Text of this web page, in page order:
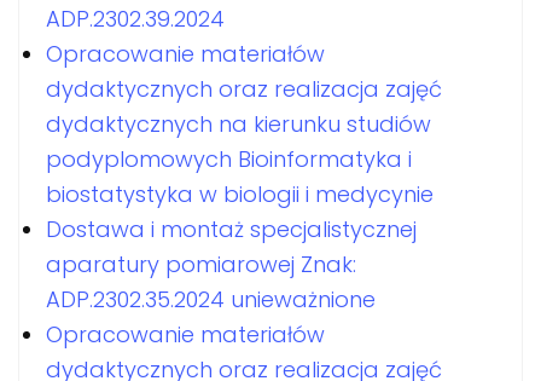
ADP.2302.39.2024
Opracowanie materiałów
dydaktycznych oraz realizacja zajęć
dydaktycznych na kierunku studiów
podyplomowych Bioinformatyka i
biostatystyka w biologii i medycynie
Dostawa i montaż specjalistycznej
aparatury pomiarowej Znak:
ADP.2302.35.2024 unieważnione
Opracowanie materiałów
dydaktycznych oraz realizacja zajęć